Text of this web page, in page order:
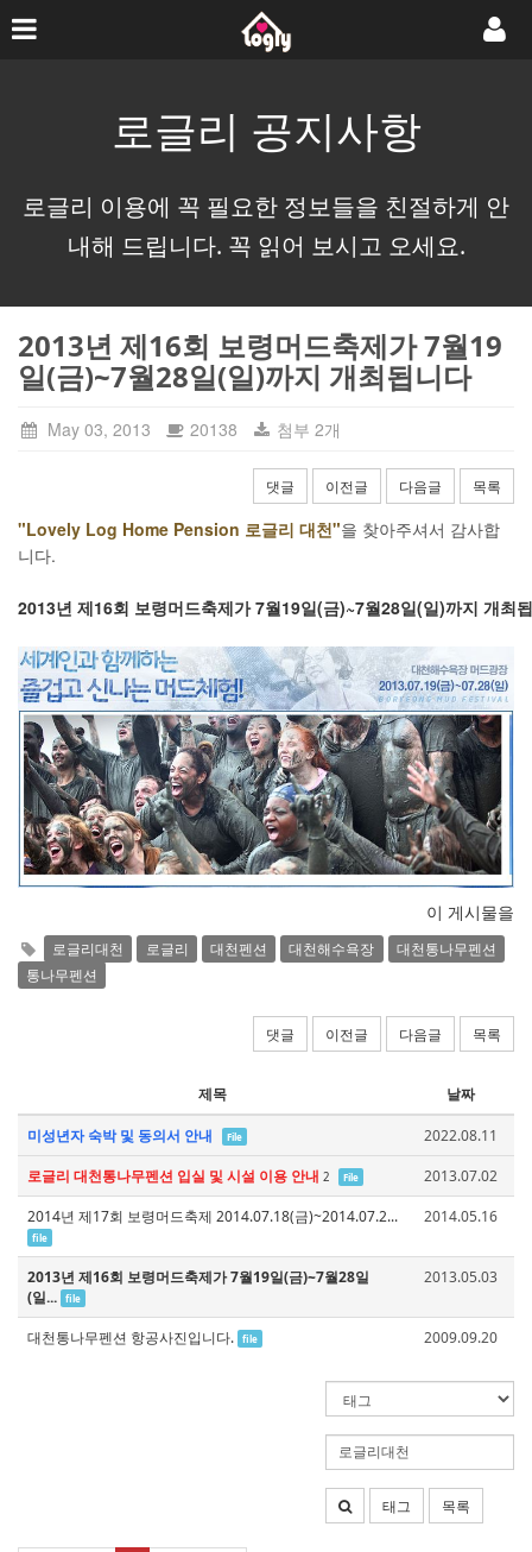
로글리 공지사항
로글리 이용에 꼭 필요한 정보들을 친절하게 안
내해 드립니다. 꼭 읽어 보시고 오세요.
2013년 제16회 보령머드축제가 7월19
일(금)~7월28일(일)까지 개최됩니다
May 03, 2013 20138 첨부 2개
댓글 이전글 다음글 목록
"Lovely Log Home Pension 로글리 대천"을 찾아주셔서 감사합
니다.
2013년 제16회 보령머드축제가 7월19일(금)~7월28일(일)까지 개최
이 게시물을
로글리대천 로글리 대천펜션 대천해수욕장
대천통나무펜션
통나무펜션
댓글 이전글 다음글 목록
제목 날짜
미성년자 숙박 및 동의서 안내 File
2022.08.11
로글리 대천통나무펜션 입실 및 시설 이용 안내 2 File
2013.07.02
2014년 제17회 보령머드축제 2014.07.18(금)~2014.07.2...
file
2014.05.16
2013년 제16회 보령머드축제가 7월19일(금)~7월28일
(일...
file
2013.05.03
대천통나무펜션 항공사진입니다. file 2009.09.20
태그 목록